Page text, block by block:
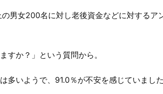
男女200名に対し老後資金などに対するア
すか？」という質問から。
多いようで、91.0％が不安を感じていました